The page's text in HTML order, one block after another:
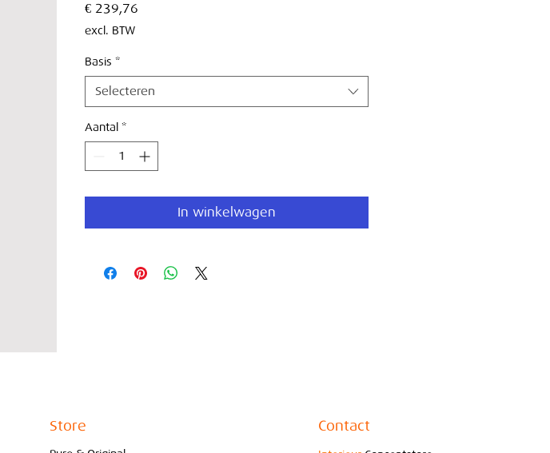
€ 239,76
excl. BTW
Basis *
Selecteren
Aantal *
In winkelwagen
Store Contact